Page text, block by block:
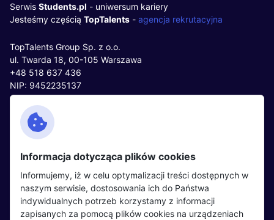
Serwis Students.pl - uniwersum kariery
Jesteśmy częścią TopTalents - agencja rekrutacyjna
TopTalents Group Sp. z o.o.
ul. Twarda 18, 00-105 Warszawa
+48 518 637 436
NIP: 9452235137
Kontakt
Facebook
Twitter
LinkedIn
Partnerzy
Wydarzenia
Informacja dotycząca plików cookies
Informujemy, iż w celu optymalizacji treści dostępnych w
naszym serwisie, dostosowania ich do Państwa
indywidualnych potrzeb korzystamy z informacji
zapisanych za pomocą plików cookies na urządzeniach